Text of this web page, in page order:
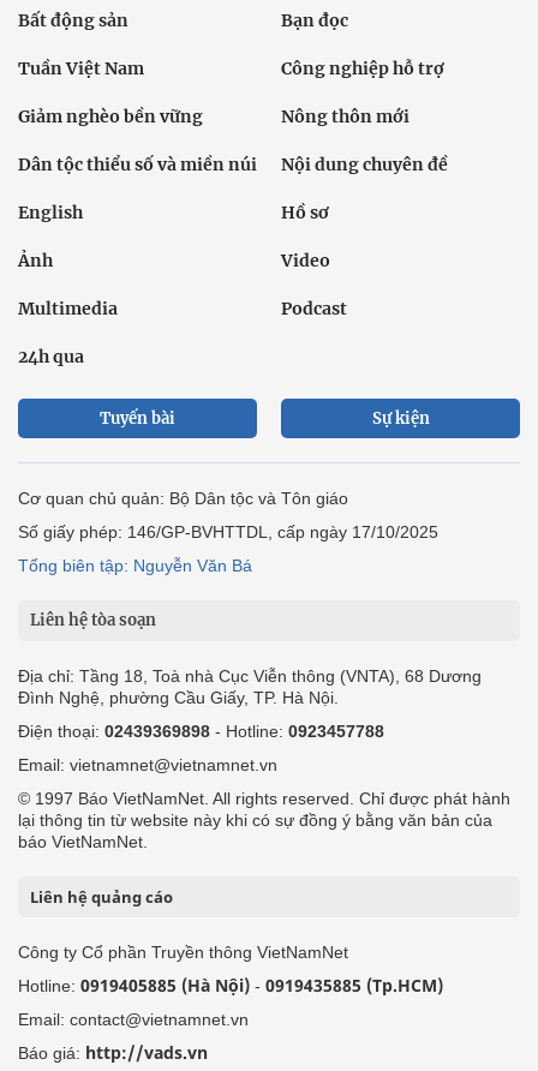
Bất động sản Bạn đọc
Tuần Việt Nam Công nghiệp hỗ trợ
Giảm nghèo bền vững Nông thôn mới
Dân tộc thiểu số và miền núi Nội dung chuyên đề
English Hồ sơ
Ảnh Video
Multimedia Podcast
24h qua
Tuyến bài Sự kiện
Cơ quan chủ quản: Bộ Dân tộc và Tôn giáo
Số giấy phép: 146/GP-BVHTTDL, cấp ngày 17/10/2025
Tổng biên tập: Nguyễn Văn Bá
Liên hệ tòa soạn
Địa chỉ: Tầng 18, Toà nhà Cục Viễn thông (VNTA), 68 Dương
Đình Nghệ, phường Cầu Giấy, TP. Hà Nội.
Điện thoại: 02439369898 - Hotline: 0923457788
Email: vietnamnet@vietnamnet.vn
© 1997 Báo VietNamNet. All rights reserved. Chỉ được phát hành
lại thông tin từ website này khi có sự đồng ý bằng văn bản của
báo VietNamNet.
Liên hệ quảng cáo
Công ty Cổ phần Truyền thông VietNamNet
Hotline: 0919405885 (Hà Nội) - 0919435885 (Tp.HCM)
Email: contact@vietnamnet.vn
Báo giá: http://vads.vn